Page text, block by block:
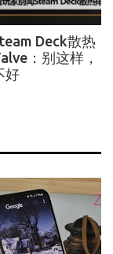
Deck散热
：别这样，
好